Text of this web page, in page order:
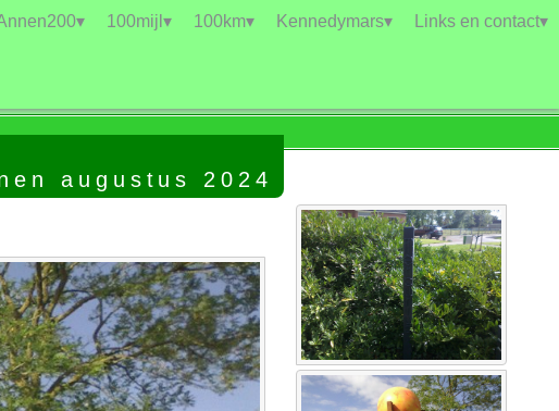
100mijl▾ 100km▾ Kennedymars▾ Links en contact▾
augustus 2024